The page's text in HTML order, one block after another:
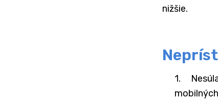
nižšie.